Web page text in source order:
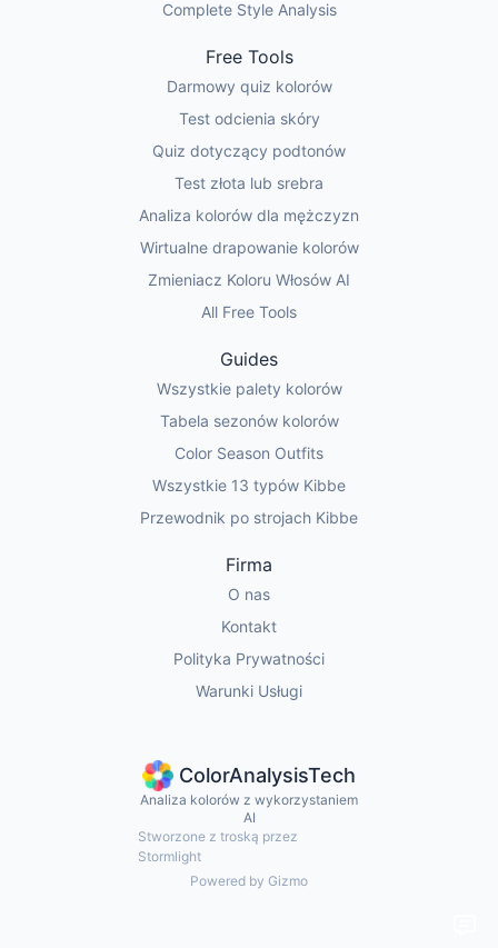
ColorAnalysisTech
Analiza kolorów z wykorzystaniem
AI
Stworzone z troską przez
Stormlight
Powered by Gizmo
Complete Style Analysis
Free Tools
Darmowy quiz kolorów
Test odcienia skóry
Quiz dotyczący podtonów
Test złota lub srebra
Analiza kolorów dla mężczyzn
Wirtualne drapowanie kolorów
Zmieniacz Koloru Włosów AI
All Free Tools
Guides
Wszystkie palety kolorów
Tabela sezonów kolorów
Color Season Outfits
Wszystkie 13 typów Kibbe
Przewodnik po strojach Kibbe
Firma
O nas
Kontakt
Polityka Prywatności
Warunki Usługi